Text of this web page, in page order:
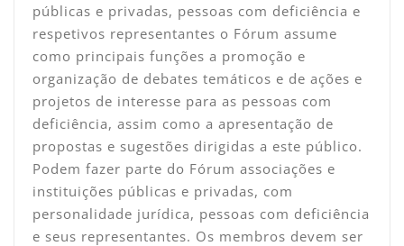
públicas e privadas, pessoas com deficiência e
respetivos representantes o Fórum assume
como principais funções a promoção e
organização de debates temáticos e de ações e
projetos de interesse para as pessoas com
deficiência, assim como a apresentação de
propostas e sugestões dirigidas a este público.
Podem fazer parte do Fórum associações e
instituições públicas e privadas, com
personalidade jurídica, pessoas com deficiência
e seus representantes. Os membros devem ser